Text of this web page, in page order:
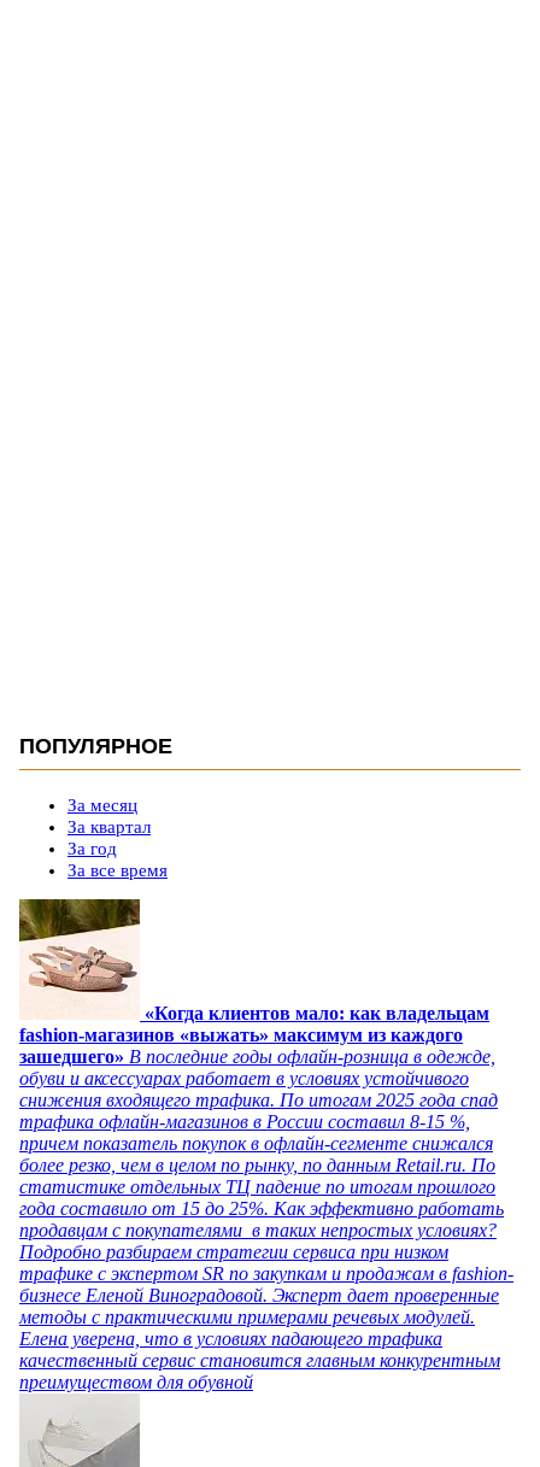
ПОПУЛЯРНОЕ
За месяц
За квартал
За год
За все время
«Когда клиентов мало: как владельцам
fashion-магазинов «выжать» максимум из каждого
зашедшего» В последние годы офлайн-розница в одежде,
обуви и аксессуарах работает в условиях устойчивого
снижения входящего трафика. По итогам 2025 года спад
трафика офлайн-магазинов в России составил 8-15 %,
причем показатель покупок в офлайн-сегменте снижался
более резко, чем в целом по рынку, по данным Retail.ru. По
статистике отдельных ТЦ падение по итогам прошлого
года составило от 15 до 25%. Как эффективно работать
продавцам с покупателями в таких непростых условиях?
Подробно разбираем стратегии сервиса при низком
трафике с экспертом SR по закупкам и продажам в fashion-
бизнесе Еленой Виноградовой. Эксперт дает проверенные
методы с практическими примерами речевых модулей.
Елена уверена, что в условиях падающего трафика
качественный сервис становится главным конкурентным
преимуществом для обувной